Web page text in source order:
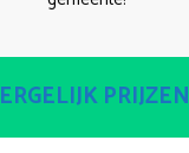
PRIJZEN